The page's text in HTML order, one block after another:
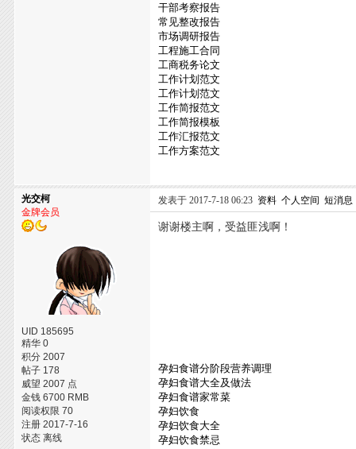
干部考察报告
常见整改报告
市场调研报告
工程施工合同
工商税务论文
工作计划范文
工作计划范文
工作简报范文
工作简报模板
工作汇报范文
工作方案范文
光交柯
金牌会员
UID 185695
精华 0
积分 2007
帖子 178
威望 2007 点
金钱 6700 RMB
阅读权限 70
注册 2017-7-16
状态 离线
发表于 2017-7-18 06:23 资料 个人空间 短消息
谢谢楼主啊，受益匪浅啊！
孕妇食谱分阶段营养调理
孕妇食谱大全及做法
孕妇食谱家常菜
孕妇饮食
孕妇饮食大全
孕妇饮食禁忌